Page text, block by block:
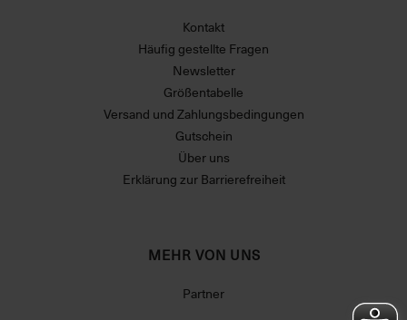
Kontakt
Häufig gestellte Fragen
Newsletter
Größentabelle
Versand und Zahlungsbedingungen
Gutschein
Über uns
Erklärung zur Barrierefreiheit
MEHR VON UNS
Partner